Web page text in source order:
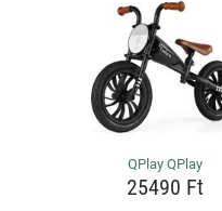
QPlay QPlay
25490 Ft